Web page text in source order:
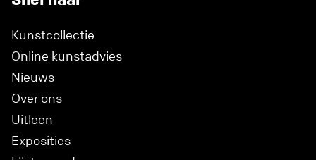
Kunstcollectie
Online kunstadvies
Nieuws
Over ons
Uitleen
Exposities